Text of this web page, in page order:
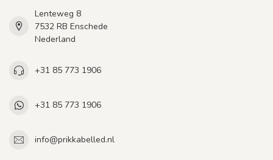
Lenteweg 8
7532 RB Enschede
Nederland
+31 85 773 1906
+31 85 773 1906
info@prikkabelled.nl